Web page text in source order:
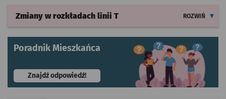
Zmiany w rozkładach linii T ROZWIŃ
Poradnik Mieszkańca
Znajdź odpowiedź!- otworzy się w nowej karcie